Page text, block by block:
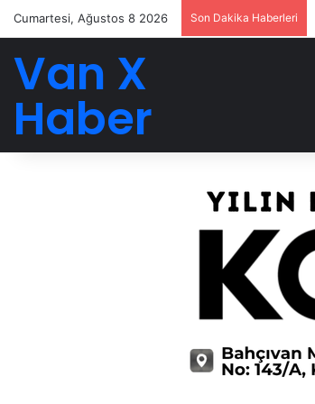
Cumartesi, Ağustos 8 2026 Son Dakika Haberleri
Van X
Haber